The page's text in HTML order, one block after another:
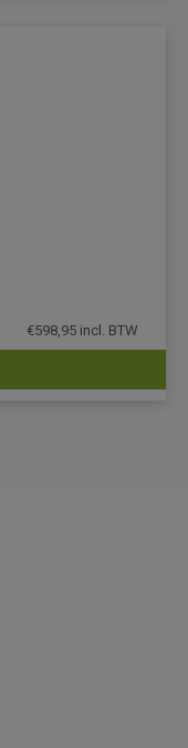
DETAILS
€598,95 incl. BTW